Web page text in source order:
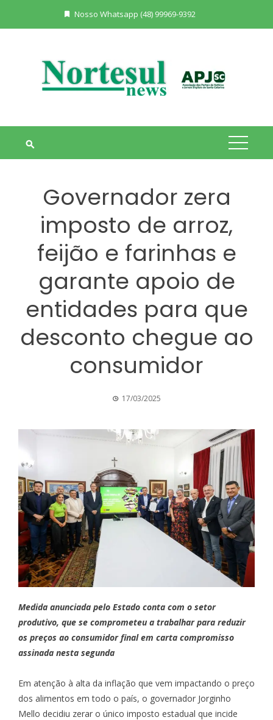
Nosso Whatsapp (48) 99969-9392
Governador zera
imposto de arroz,
feijão e farinhas e
garante apoio de
entidades para que
desconto chegue ao
consumidor
17/03/2025
Medida anunciada pelo Estado conta com o setor
produtivo, que se comprometeu a trabalhar para reduzir
os preços ao consumidor final em carta compromisso
assinada nesta segunda
Em atenção à alta da inflação que vem impactando o preço
dos alimentos em todo o país, o governador Jorginho
Mello decidiu zerar o único imposto estadual que incide